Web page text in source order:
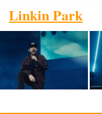
Linkin Park